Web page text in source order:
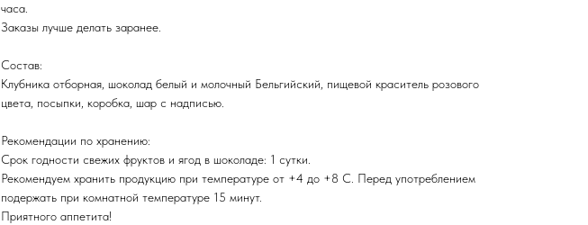
часа.
Заказы лучше делать заранее.
Состав:
Клубника отборная, шоколад белый и молочный Бельгийский, пищевой краситель розового
цвета, посыпки, коробка, шар с надписью.
Рекомендации по хранению:
Срок годности свежих фруктов и ягод в шоколаде: 1 сутки.
Рекомендуем хранить продукцию при температуре от +4 до +8 С. Перед употреблением
подержать при комнатной температуре 15 минут.
​Приятного аппетита!